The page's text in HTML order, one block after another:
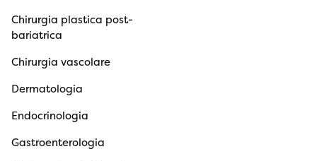
Chirurgia plastica post-
bariatrica
Chirurgia vascolare
Dermatologia
Endocrinologia
Gastroenterologia